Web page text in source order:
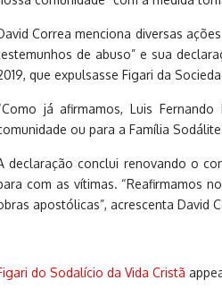
Correa menciona diversas
de abuso” e sua
que expulsasse Figari da
já afirmamos, Luis
ou para a Família
declaração conclui renovando o
com as vítimas. “Reafirmamos
apostólicas”, acrescenta David
do Sodalício da Vida Cristã